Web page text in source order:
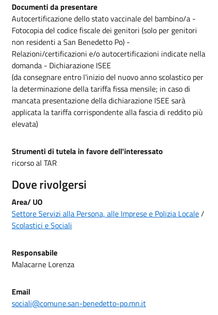
Documenti da presentare
Autocertificazione dello stato vaccinale del bambino/a -
Fotocopia del codice fiscale dei genitori (solo per genitori
non residenti a San Benedetto Po) -
Relazioni/certificazioni e/o autocertificazioni indicate nella
domanda - Dichiarazione ISEE
(da consegnare entro l'inizio del nuovo anno scolastico per
la determinazione della tariffa fissa mensile; in caso di
mancata presentazione della dichiarazione ISEE sarà
applicata la tariffa corrispondente alla fascia di reddito più
elevata)
Strumenti di tutela in favore dell'interessato
ricorso al TAR
Dove rivolgersi
Area/ UO
Settore Servizi alla Persona, alle Imprese e Polizia Locale/
Scolastici e Sociali
Responsabile
Malacarne Lorenza
Email
sociali@comune.san-benedetto-po.mn.it